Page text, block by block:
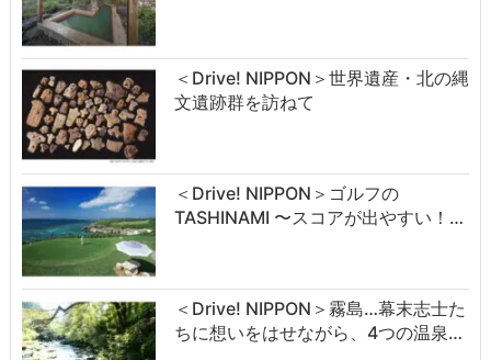
＜Drive! NIPPON＞世界遺産・北の縄
文遺跡群を訪ねて
＜Drive! NIPPON＞ゴルフの
TASHINAMI 〜スコアが出やすい！…
＜Drive! NIPPON＞霧島…幕末志士た
ちに想いをはせながら、4つの温泉…